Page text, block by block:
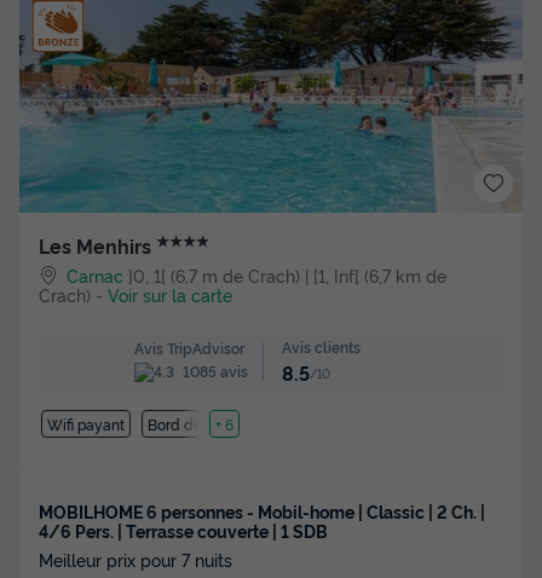
Les Menhirs ★★★★
Carnac ]0, 1[ (6,7 m de Crach) | [1, Inf[ (6,7 km de
Crach) - Voir sur la carte
Avis TripAdvisor
1085 avis
Avis clients
8.5/10
Wifi payant Bord de mer
+ 6
MOBILHOME 6 personnes - Mobil-home | Classic | 2 Ch. |
4/6 Pers. | Terrasse couverte | 1 SDB
Meilleur prix pour 7 nuits